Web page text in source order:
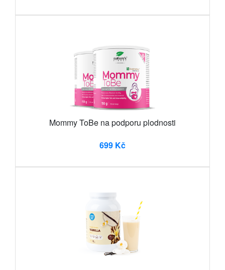
Mommy ToBe na podporu plodnosti
699 Kč